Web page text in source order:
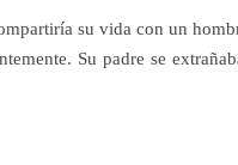
su vida con un
Su padre se